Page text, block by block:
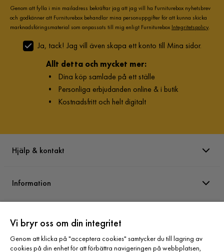
Genom att fylla i min mailadress bekräftar jag att jag vill ha Furniturebox nyhetsbrev
och godkänner att Furniturebox behandlar mina personuppgifter för att kunna skicka
marknadsföringsmaterial som anpassats till mig enligt Furniturebox Integritetspolicy.
Ja, tack! Jag vill även skapa ett konto till Mina sidor.
Allt detta och mycket mer:
• Dina köp samlade på ett ställe
• Personliga erbjudanden online & i butik
• Kostnadsfritt och helt digitalt
Hjälp & kontakt
Information
Sortiment
Vi bryr oss om din integritet
Genom att klicka på "acceptera cookies" samtycker du till lagring av
cookies på din enhet för att förbättra navigeringen på webbplatsen,